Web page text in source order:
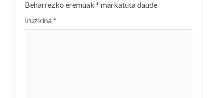
Beharrezko eremuak * markatuta daude
Iruzkina*